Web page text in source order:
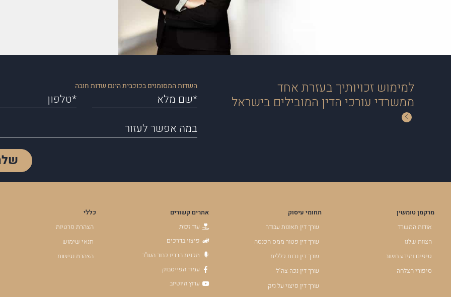
למימוש זכויותיך בעזרת אחד
ממשרדי עורכי הדין המובילים בישראל
השדות המסומנים בכוכבית הינם שדות חובה
מרקמן טומשין
אודות המשרד
הצוות שלנו
טיפים ומידע חשוב
סיפורי הצלחה
תחומי עיסוק
עורך דין תאונות עבודה
עורך דין פטור ממס הכנסה
עורך דין נכות כללית
עורך דין נכה צה"ל
עורך דין פיצוי על נזק
אתרים קשורים
עוד זכות
פיצוי בדרכים
תכנית הרדיו כבוד העו"ד
עמוד הפייסבוק
ערוץ היוטיוב
כללי
הצהרת פרטיות
תנאי שימוש
הצהרת נגישות